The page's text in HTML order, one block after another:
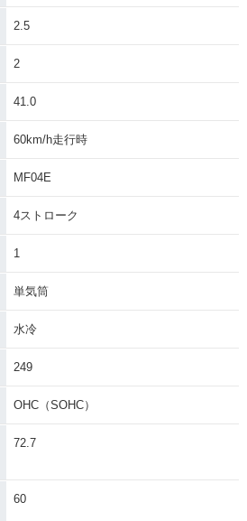
2.5
2
41.0
60km/h走行時
MF04E
4ストローク
1
単気筒
水冷
249
OHC（SOHC）
72.7
60